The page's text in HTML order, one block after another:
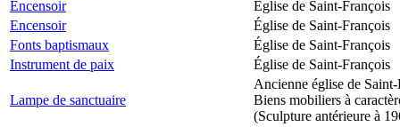
Encensoir
Église de Saint-François
Encensoir
Église de Saint-François
Fonts baptismaux
Église de Saint-François
Instrument de paix
Église de Saint-François
Lampe de sanctuaire
Ancienne église de Saint-
Biens mobiliers à
(Sculpture antérieure à